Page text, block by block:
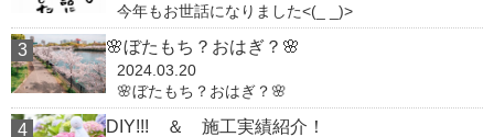
今年もお世話になりました<(_ _)>
🌸ぼたもち？おはぎ？🌸
2024.03.20
🌸ぼたもち？おはぎ？🌸
DIY!!! ＆ 施工実績紹介！